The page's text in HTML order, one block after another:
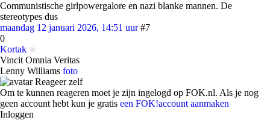
Communistische girlpowergalore en nazi blanke mannen. De
stereotypes dus
maandag 12 januari 2026, 14:51 uur #7
0
Kortak
Vincit Omnia Veritas
Lenny Williams foto
Reageer zelf
Om te kunnen reageren moet je zijn ingelogd op FOK.nl. Als je nog
geen account hebt kun je gratis een FOK!account aanmaken
Inloggen